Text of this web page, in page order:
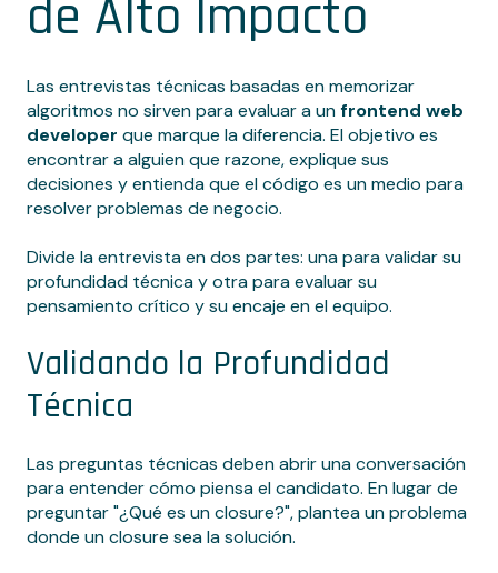
de Alto Impacto
Las entrevistas técnicas basadas en memorizar
algoritmos no sirven para evaluar a unfrontend web
developer que marque la diferencia. El objetivo es
encontrar a alguien que razone, explique sus
decisiones y entienda que el código es un medio para
resolver problemas de negocio.
Divide la entrevista en dos partes: una para validar su
profundidad técnica y otra para evaluar su
pensamiento crítico y su encaje en el equipo.
Validando la Profundidad
Técnica
Las preguntas técnicas deben abrir una conversación
para entender cómo piensa el candidato. En lugar de
preguntar "¿Qué es un closure?", plantea un problema
donde un closure sea la solución.